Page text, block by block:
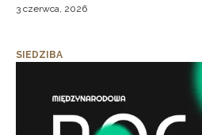
3 czerwca, 2026
SIEDZIBA